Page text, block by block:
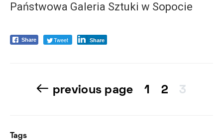
Państwowa Galeria Sztuki w Sopocie
Share Tweet Share
previous page 1 2 3
Tags